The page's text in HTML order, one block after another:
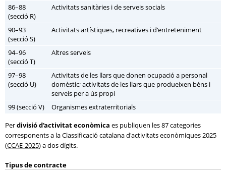
86–88
(secció R)
Activitats sanitàries i de serveis socials
90–93
(secció S)
Activitats artístiques, recreatives i d'entreteniment
94–96
(secció T)
Altres serveis
97–98
(secció U)
Activitats de les llars que donen ocupació a personal
domèstic; activitats de les llars que produeixen béns i
serveis per a ús propi
99 (secció V)
Organismes extraterritorials
Perdivisió d'activitat econòmica es publiquen les 87 categories
corresponents a la Classificació catalana d'activitats econòmiques 2025
(CCAE-2025) a dos dígits.
Tipus de contracte